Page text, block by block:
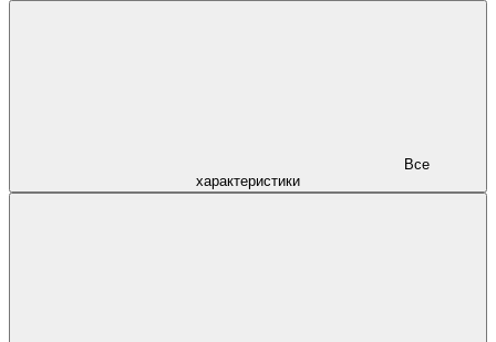
характеристики